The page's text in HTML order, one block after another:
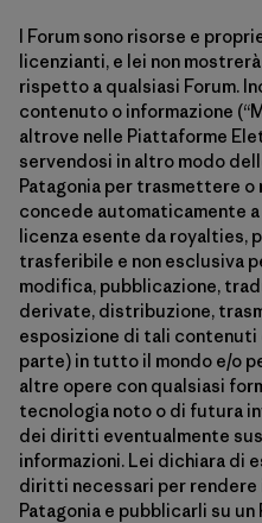
I Forum sono risorse e
licenzianti, e lei non
rispetto a qualsiasi Forum.
contenuto o informazione
altrove nelle Piattaforme
servendosi in altro modo
Patagonia per trasmettere o
concede automaticamente
licenza esente da royalties,
trasferibile e non esclusiva
modifica, pubblicazione,
derivate, distribuzione,
esposizione di tali
parte) in tutto il mondo e/o
altre opere con qualsiasi
tecnologia noto o di futura
dei diritti eventualmente
informazioni. Lei dichiara di
diritti necessari per rendere
Patagonia e pubblicarli su